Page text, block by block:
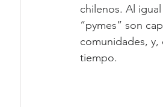
chilenos. Al
“pymes” son
comunidades, y,
tiempo.